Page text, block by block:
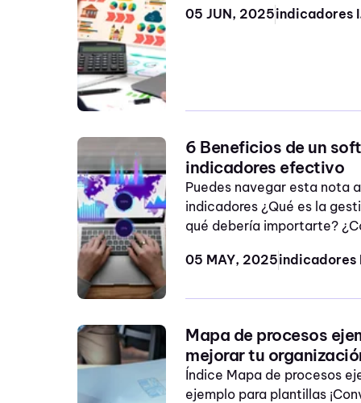
auditoria iso 9001
talento humano
tipos de auditorias
ISO
cambios ISO 9001
gestión de riesgos
mapa de procesos
software gestión calidad
software gestión
documental
top 5 software ISO
workflows de procesos
ISO 27001
05 JUN, 2025
6 Beneficios de un
indicadores efectivo
Puedes navegar esta nota
indicadores ¿Qué es la
qué debería importarte?
05 MAY, 2025
Mapa de procesos
mejorar tu
Índice Mapa de procesos
ejemplo para plantillas